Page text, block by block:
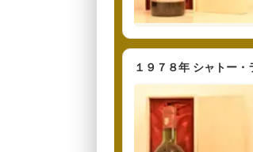
１９７８年 シャトー